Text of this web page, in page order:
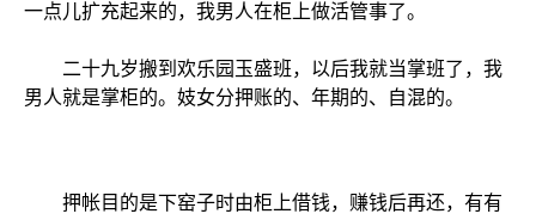
一点儿扩充起来的，我男人在柜上做活管事了。
二十九岁搬到欢乐园玉盛班，以后我就当掌班了，我
男人就是掌柜的。妓女分押账的、年期的、自混的。
押帐目的是下窑子时由柜上借钱，赚钱后再还，有有